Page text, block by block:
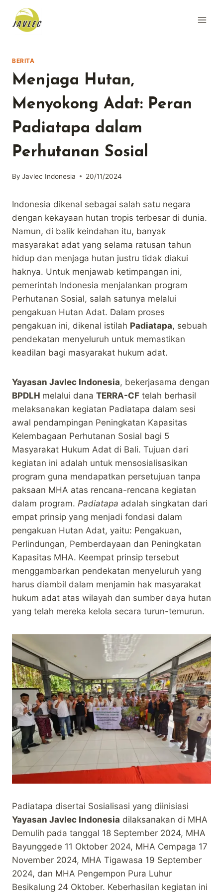
content
BERITA
Menjaga Hutan,
Menyokong Adat: Peran
Padiatapa dalam
Perhutanan Sosial
By Javlec Indonesia 20/11/2024
Indonesia dikenal sebagai salah satu negara
dengan kekayaan hutan tropis terbesar di dunia.
Namun, di balik keindahan itu, banyak
masyarakat adat yang selama ratusan tahun
hidup dan menjaga hutan justru tidak diakui
haknya. Untuk menjawab ketimpangan ini,
pemerintah Indonesia menjalankan program
Perhutanan Sosial, salah satunya melalui
pengakuan Hutan Adat. Dalam proses
pengakuan ini, dikenal istilah Padiatapa, sebuah
pendekatan menyeluruh untuk memastikan
keadilan bagi masyarakat hukum adat.
Yayasan Javlec Indonesia, bekerjasama dengan
BPDLH melalui dana TERRA-CF telah berhasil
melaksanakan kegiatan Padiatapa dalam sesi
awal pendampingan Peningkatan Kapasitas
Kelembagaan Perhutanan Sosial bagi 5
Masyarakat Hukum Adat di Bali. Tujuan dari
kegiatan ini adalah untuk mensosialisasikan
program guna mendapatkan persetujuan tanpa
paksaan MHA atas rencana-rencana kegiatan
dalam program. Padiatapa adalah singkatan dari
empat prinsip yang menjadi fondasi dalam
pengakuan Hutan Adat, yaitu: Pengakuan,
Perlindungan, Pemberdayaan dan Peningkatan
Kapasitas MHA. Keempat prinsip tersebut
menggambarkan pendekatan menyeluruh yang
harus diambil dalam menjamin hak masyarakat
hukum adat atas wilayah dan sumber daya hutan
yang telah mereka kelola secara turun-temurun.
Padiatapa disertai Sosialisasi yang diinisiasi
Yayasan Javlec Indonesia dilaksanakan di MHA
Demulih pada tanggal 18 September 2024, MHA
Bayunggede 11 Oktober 2024, MHA Cempaga 17
November 2024, MHA Tigawasa 19 September
2024, dan MHA Pengempon Pura Luhur
Besikalung 24 Oktober. Keberhasilan kegiatan ini